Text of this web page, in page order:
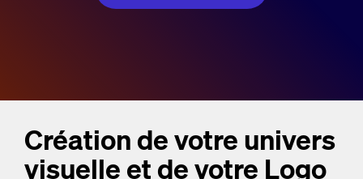
Création de votre univers
visuelle et de votre Logo